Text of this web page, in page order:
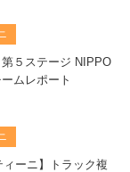
第５ステージ NIPPO
ムレポート
ィーニ】トラック複